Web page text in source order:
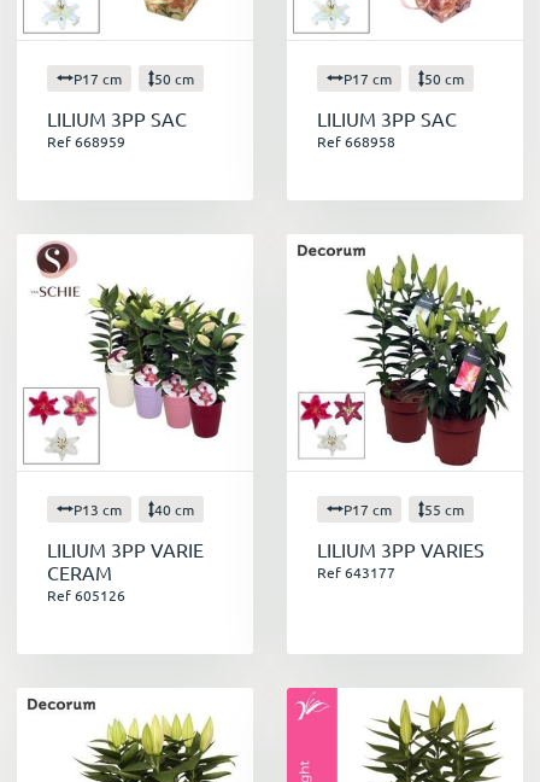
P17 cm 50 cm
LILIUM 3PP SAC
Ref 668959
P17 cm 50 cm
LILIUM 3PP SAC
Ref 668958
P13 cm 40 cm
LILIUM 3PP VARIE
CERAM
Ref 605126
P17 cm 55 cm
LILIUM 3PP VARIES
Ref 643177